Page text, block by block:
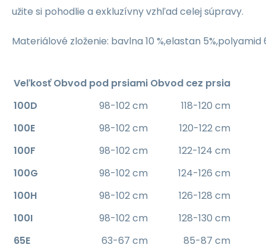
užite si pohodlie a exkluzívny vzhľad celej súpravy.
Materiálové zloženie: bavlna 10 %,elastan 5%,polyamid
Veľkosť Obvod pod prsiami Obvod cez prsia
100D
98-102 cm
118-120 cm
100E
98-102 cm
120-122 cm
100F
98-102 cm
122-124 cm
100G
98-102 cm
124-126 cm
100H
98-102 cm
126-128 cm
100I
98-102 cm
128-130 cm
65E
63-67 cm
85-87 cm